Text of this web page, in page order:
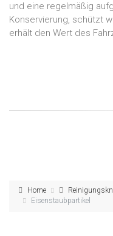
und eine regelmäßig
Konservierung, schützt
erhält den Wert des
Home
Eisenstaubpartikel